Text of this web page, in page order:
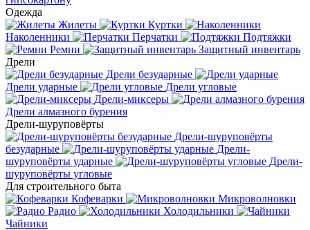
Одежда
Жилеты
Куртки
Наколенники
Перчатки
Подтяжки
Ремни
Защитный инвентарь
Дрели
Дрели безударные
Дрели ударные
Дрели угловые
Дрели-миксеры
Дрели алмазного бурения
Дрели-шуруповёрты
Дрели-шуруповёрты
безударные
Дрели-
шуруповёрты ударные
Дрели-
шуруповёрты угловые
Для строительного быта
Кофеварки
Микроволновки
Радио
Холодильники
Чайники